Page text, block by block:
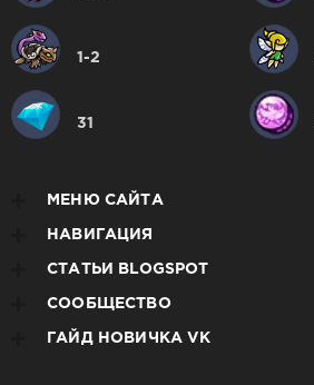
1-2
31
МЕНЮ САЙТА
НАВИГАЦИЯ
СТАТЬИ BLOGSPOT
СООБЩЕСТВО
ГАЙД НОВИЧКА VK